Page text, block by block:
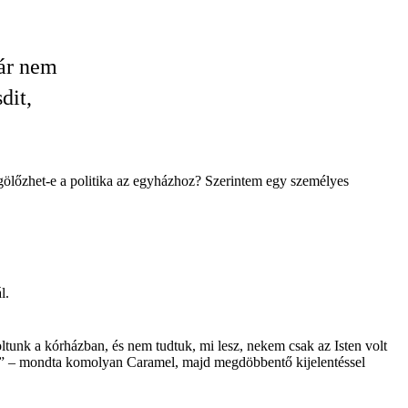
nem
e a politika az egyházhoz? Szerintem egy személyes
a kórházban, és nem tudtuk, mi lesz, nekem csak az Isten volt
mondta komolyan Caramel, majd megdöbbentő kijelentéssel